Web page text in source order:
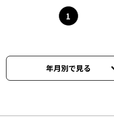
1
年月別で見る